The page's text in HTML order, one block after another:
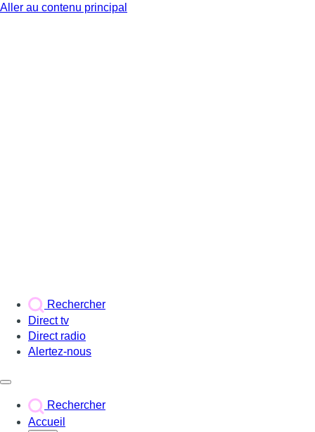
Aller au contenu principal
Rechercher
Direct tv
Direct radio
Alertez-nous
Rechercher
Accueil